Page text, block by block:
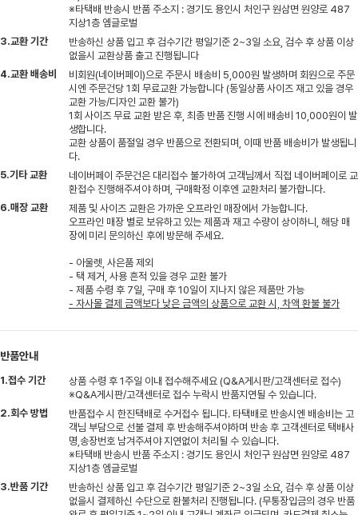
※타택배 반송시 반품 주소지 : 경기도 용인시 처인구 원삼면 원양로 487
지상1층 엠글로벌
3.교환 기간
반송하신 상품 입고 후 검수기간 평일기준 2~3일 소요, 검수 후 상품 이상
없을시 교환상품 출고 진행됩니다
4.교환 배송비
비회원(네이버페이)으로 주문시 배송비 5,000원 발생하며 회원으로 주문
시엔 주문건당 1회 무료교환 가능합니다 (동일상품 사이즈 재고 있을 경우
교환 가능/디자인 교환 불가)
1회 사이즈 무료 교환 받은 후, 최종 반품 진행 시에 배송비 10,000원이 발
생합니다.
교환 상품이 품절일 경우 반품으로 전환되며, 이때 반품 배송비가 발생됩니
다.
5.기타 교환
네이버페이 주문건은 대리접수 불가하여 고객님께서 직접 네이버페이로 교
환접수 진행해주셔야 하며, 구매확정 이후엔 교환처리 불가합니다.
6.매장 교환
제품 및 사이즈 교환은 가까운 오프라인 매장에서 가능합니다.
오프라인 매장 별로 보유하고 있는 제품과 재고 수량이 상이하니, 해당 매
장에 미리 문의하신 후에 방문해 주세요.
- 아울렛, 사은품 제외
- 택 제거, 사용 흔적 있을 경우 교환 불가
- 제품 수령 후 7일, 구매 후 10일이 지나지 않은 제품만 가능
- 자사몰 결제 금액보다 낮은 금액의 상품으로 교환 시, 차액 환불 불가
반품안내
1.접수 기간
상품 수령 후 1주일 이내 접수해주세요 (Q&A게시판/고객센터로 접수)
※Q&A게시판/고객센터로 접수 누락시 반품지연될 수 있습니다.
2.회수 방법
반품접수 시 한진택배로 수거접수 됩니다. 타택배로 반송시엔 배송비는 고
객님 부담으로 선불 결제 후 반송해주셔야하며 반송 후 고객센터로 택배사
명,송장번호 남겨주셔야 지연없이 처리될 수 있습니다.
※타택배 반송시 반품 주소지 : 경기도 용인시 처인구 원삼면 원양로 487
지상1층 엠글로벌
3.반품 기간
반송하신 상품 입고 후 검수기간 평일기준 2~3일 소요, 검수 후 상품 이상
없을시 결제하신 수단으로 환불처리 진행됩니다. (무통장입금의 경우 반품